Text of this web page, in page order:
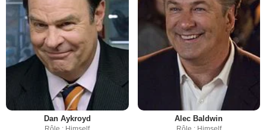
Dan Aykroyd Alec Baldwin